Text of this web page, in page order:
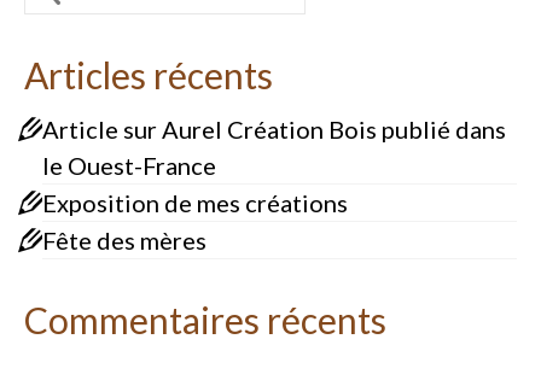
Articles récents
Article sur Aurel Création Bois publié dans
le Ouest-France
Exposition de mes créations
Fête des mères
Commentaires récents